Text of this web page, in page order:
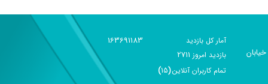
آمار کل بازدید 163691183
بازديد امروز 2711
تمام کاربران آنلاين(
15
)